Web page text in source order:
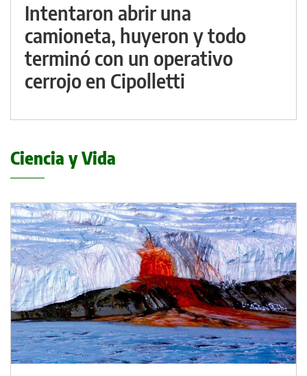
Intentaron abrir una
camioneta, huyeron y todo
terminó con un operativo
cerrojo en Cipolletti
Ciencia y Vida